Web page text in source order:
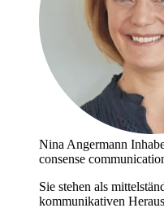
Nina Angermann
consense
Sie stehen als
kommunikativen